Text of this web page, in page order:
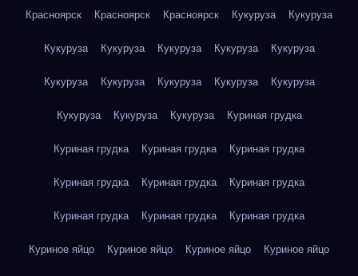
Красноярск Красноярск Красноярск Кукуруза Кукуруза
Кукуруза Кукуруза Кукуруза Кукуруза Кукуруза
Кукуруза Кукуруза Кукуруза Кукуруза Кукуруза
Кукуруза Кукуруза Кукуруза Куриная грудка
Куриная грудка Куриная грудка Куриная грудка
Куриная грудка Куриная грудка Куриная грудка
Куриная грудка Куриная грудка Куриная грудка
Куриное яйцо Куриное яйцо Куриное яйцо Куриное яйцо